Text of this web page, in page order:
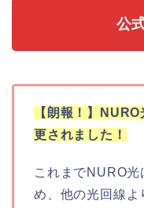
公
【朗報！】
更されました！
これまでNURO
め、他の光回線よ